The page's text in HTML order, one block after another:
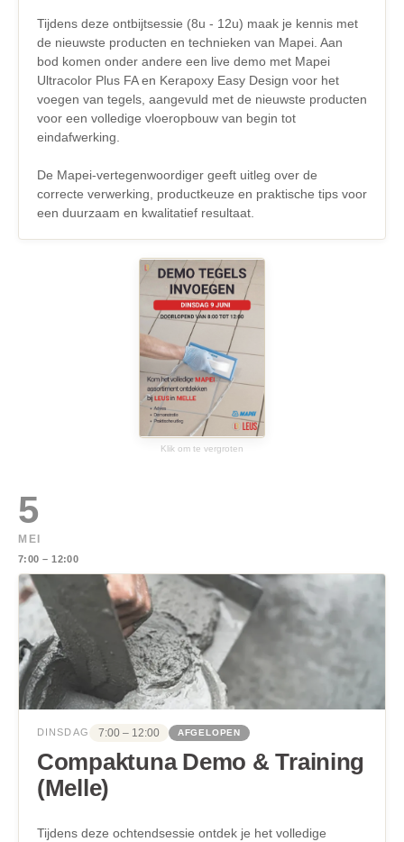
Tijdens deze ontbijtsessie (8u - 12u) maak je kennis met
de nieuwste producten en technieken van Mapei. Aan
bod komen onder andere een live demo met Mapei
Ultracolor Plus FA en Kerapoxy Easy Design voor het
voegen van tegels, aangevuld met de nieuwste producten
voor een volledige vloeropbouw van begin tot
eindafwerking.
De Mapei-vertegenwoordiger geeft uitleg over de
correcte verwerking, productkeuze en praktische tips voor
een duurzaam en kwalitatief resultaat.
Klik om te vergroten
5
MEI
7:00 – 12:00
DINSDAG 7:00 – 12:00 AFGELOPEN
Compaktuna Demo & Training
(Melle)
Tijdens deze ochtendsessie ontdek je het volledige